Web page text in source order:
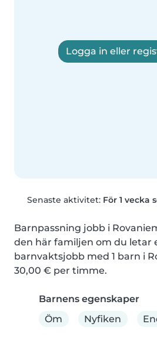
Logga in eller
Senaste aktivitet: För 1 vecka
Barnpassning jobb i
den här familjen om du letar
barnvaktsjobb med 1 barn i
30,00 € per timme.
Barnens egenskaper
Öm
Nyfiken